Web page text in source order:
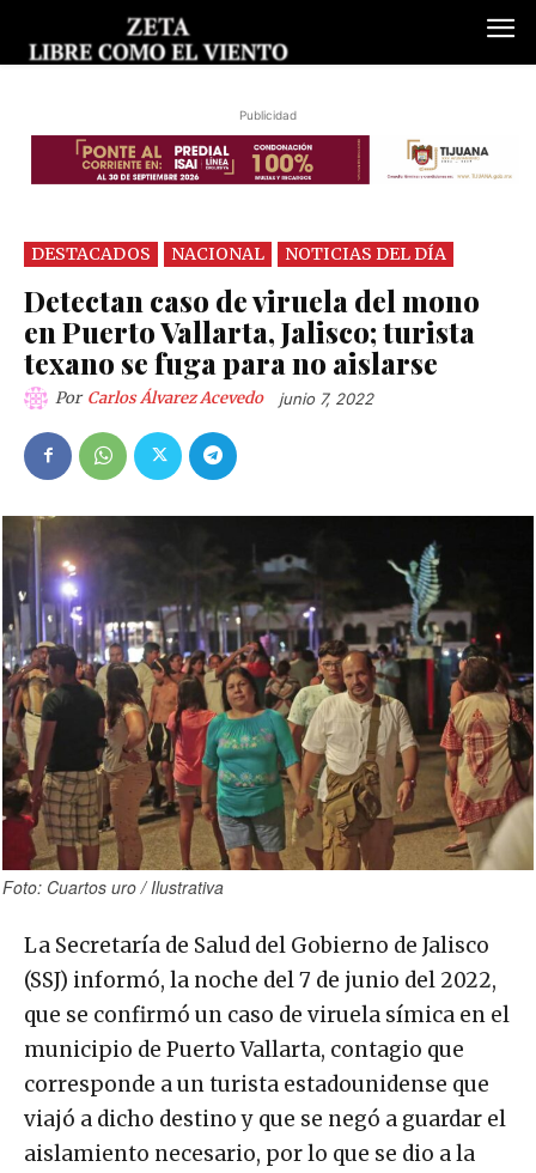
Publicidad
DESTACADOS NACIONAL NOTICIAS DEL DÍA
Detectan caso de viruela del mono
en Puerto Vallarta, Jalisco; turista
texano se fuga para no aislarse
Por Carlos Álvarez Acevedo junio 7, 2022
Foto: Cuartos uro / Ilustrativa
La Secretaría de Salud del Gobierno de Jalisco
(SSJ) informó, la noche del 7 de junio del 2022,
que se confirmó un caso de viruela símica en el
municipio de Puerto Vallarta, contagio que
corresponde a un turista estadounidense que
viajó a dicho destino y que se negó a guardar el
aislamiento necesario, por lo que se dio a la